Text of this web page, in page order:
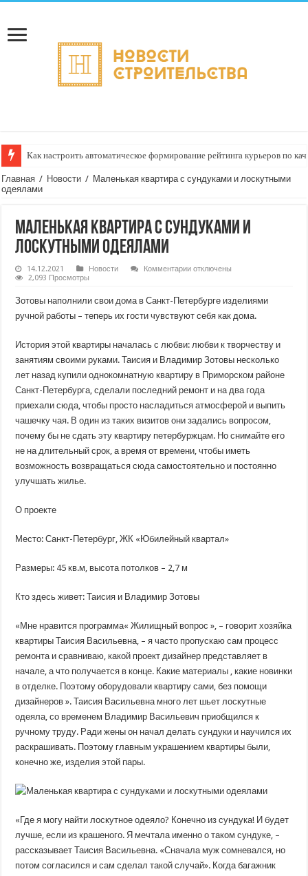
Как настроить автоматическое формирование рейтинга курьеров по
Главная / Новости / Маленькая квартира с сундуками и лоскутными
одеялами
Маленькая квартира с сундуками и
лоскутными одеялами
14.12.2021 Новости Комментариик
с
сундуками
и
одеялами
отключены
2,093 Просмотры
Зотовы наполнили свои дома в Санкт-Петербурге изделиями
ручной работы – теперь их гости чувствуют себя как дома.
История этой квартиры началась с любви: любви к творчеству и
занятиям своими руками. Таисия и Владимир Зотовы несколько
лет назад купили однокомнатную квартиру в Приморском районе
Санкт-Петербурга, сделали последний ремонт и на два года
приехали сюда, чтобы просто насладиться атмосферой и выпить
чашечку чая. В один из таких визитов они задались вопросом,
почему бы не сдать эту квартиру петербуржцам. Но снимайте его
не на длительный срок, а время от времени, чтобы иметь
возможность возвращаться сюда самостоятельно и постоянно
улучшать жилье.
О проекте
Место: Санкт-Петербург, ЖК «Юбилейный квартал»
Размеры: 45 кв.м, высота потолков – 2,7 м
Кто здесь живет: Таисия и Владимир Зотовы
«Мне нравится программа« Жилищный вопрос », – говорит хозяйка
квартиры Таисия Васильевна, – я часто пропускаю сам процесс
ремонта и сравниваю, какой проект дизайнер представляет в
начале, а что получается в конце. Какие материалы , какие новинки
в отделке. Поэтому оборудовали квартиру сами, без помощи
дизайнеров ». Таисия Васильевна много лет шьет лоскутные
одеяла, со временем Владимир Васильевич приобщился к
ручному труду. Ради жены он начал делать сундуки и научился их
раскрашивать. Поэтому главным украшением квартиры были,
конечно же, изделия этой пары.
«Где я могу найти лоскутное одеяло? Конечно из сундука! И будет
лучше, если из крашеного. Я мечтала именно о таком сундуке, –
рассказывает Таисия Васильевна. «Сначала муж сомневался, но
потом согласился и сам сделал такой случай». Когда багажник